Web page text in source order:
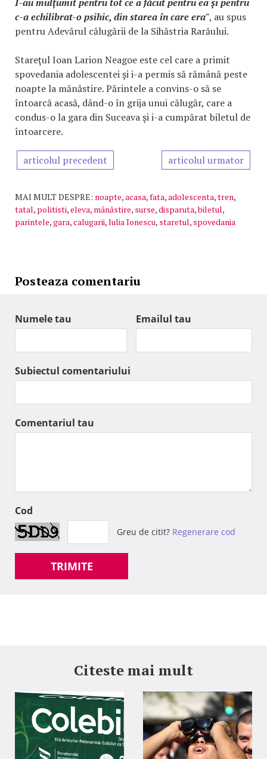
c-a echilibrat-o psihic, din starea în care era", au spus
pentru Adevărul călugării de la Sihăstria Rarăului.
Stareţul Ioan Larion Neagoe este cel care a primit
spovedania adolescentei şi i-a permis să rămână peste
noapte la mănăstire. Părintele a convins-o să se
întoarcă acasă, dând-o în grija unui călugăr, care a
condus-o la gara din Suceava şi i-a cumpărat biletul de
întoarcere.
articolul precedent articolul urmator
MAI MULT DESPRE: noapte,acasa,fata,adolescenta,tren,
tatal, politisti,eleva, mânăstire, surse,disparuta,biletul,
parintele,gara,calugarii,Iulia Ionescu, staretul, spovedania
Posteaza comentariu
Numele tau Emailul tau
Subiectul comentariului
Comentariul tau
Cod
Greu de citit? Regenerare cod
TRIMITE
Citeste mai mult